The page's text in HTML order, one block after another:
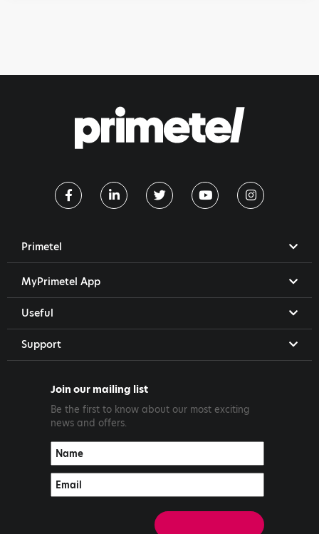
Primetel
MyPrimetel App
Useful
Support
Join our mailing list
Be the first to know about our most exciting
news and offers.